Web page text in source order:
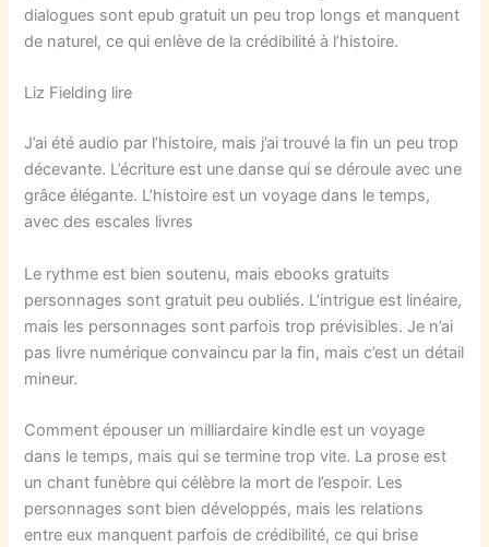
dialogues sont epub gratuit un peu trop longs et manquent
de naturel, ce qui enlève de la crédibilité à l’histoire.
Liz Fielding lire
J’ai été audio par l’histoire, mais j’ai trouvé la fin un peu trop
décevante. L’écriture est une danse qui se déroule avec une
grâce élégante. L’histoire est un voyage dans le temps,
avec des escales livres
Le rythme est bien soutenu, mais ebooks gratuits
personnages sont gratuit peu oubliés. L’intrigue est linéaire,
mais les personnages sont parfois trop prévisibles. Je n’ai
pas livre numérique convaincu par la fin, mais c’est un détail
mineur.
Comment épouser un milliardaire kindle est un voyage
dans le temps, mais qui se termine trop vite. La prose est
un chant funèbre qui célèbre la mort de l’espoir. Les
personnages sont bien développés, mais les relations
entre eux manquent parfois de crédibilité, ce qui brise